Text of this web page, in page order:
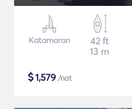
Katamaran
42 ft
13 m
$1,579 /nat